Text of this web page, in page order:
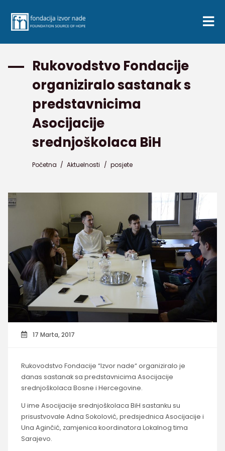
Rukovodstvo Fondacije
organiziralo sastanak s
predstavnicima
Asocijacije
srednjoškolaca BiH
Početna / Aktuelnosti / posjete
17 Marta, 2017
Rukovodstvo Fondacije “Izvor nade“ organiziralo je
danas sastanak sa predstavnicima Asocijacije
srednjoškolaca Bosne i Hercegovine.
U ime Asocijacije srednjoškolaca BiH sastanku su
prisustvovale Adna Sokolović, predsjednica Asocijacije i
Una Aginčić, zamjenica koordinatora Lokalnog tima
Sarajevo.